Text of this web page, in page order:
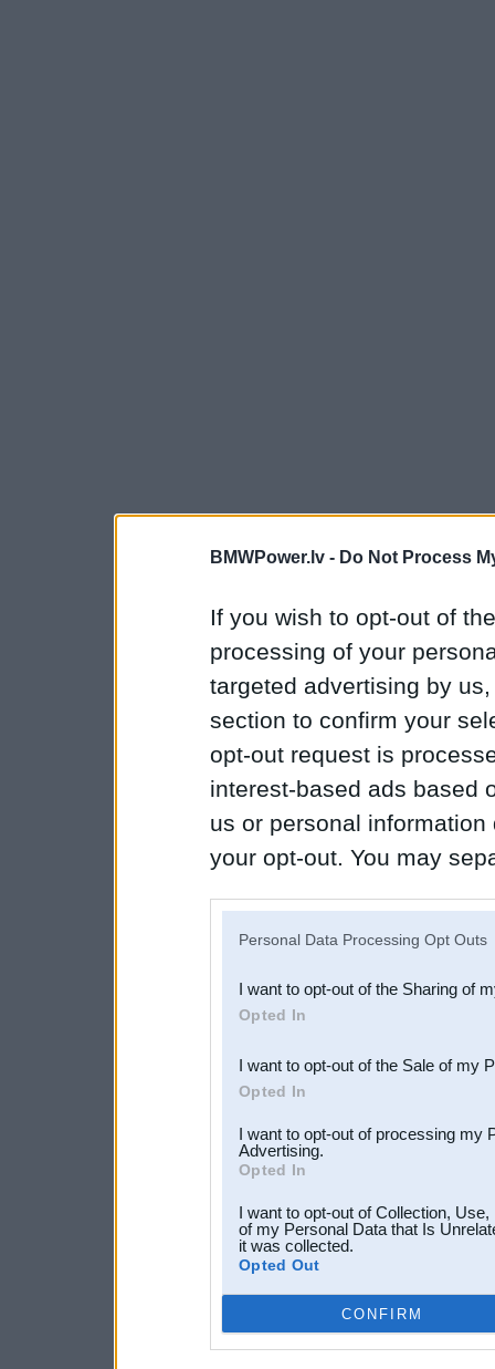
BMWPower.lv - Do Not Process
If you wish to opt-out of
processing of your
targeted advertising by
section to confirm your
opt-out request is
interest-based ads based
us or personal
your opt-out. You may
Downstream Participants
third parties.
Personal Data Processing Opt Outs
I want to opt-out of the Sharing of
Opted In
I want to opt-out of the Sale of my
Opted In
I want to opt-out of processing my
Advertising.
Opted In
I want to opt-out of Collection,
of my Personal Data that Is
it was collected.
Opted Out
CONFIRM